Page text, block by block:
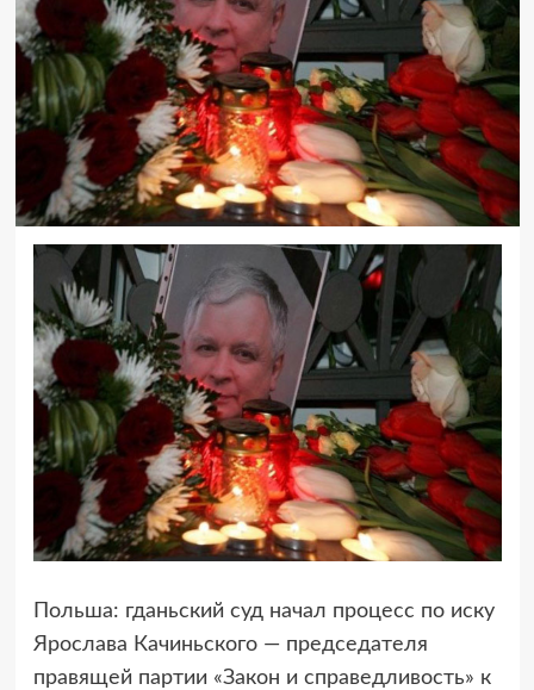
Польша: гданьский суд начал процесс по иску
Ярослава Качиньского — председателя
правящей партии «Закон и справедливость» к